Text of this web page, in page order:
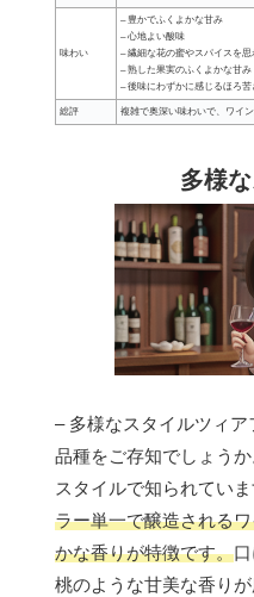
味わい
– 豊かでふくよかな甘み
– 心地よい酸味
– 繊細な花の蜜やスパイスを思
– 熟した果実のふくよかな甘み
– 後味にわずかに感じるほろ苦
総評 複雑で奥深い味わいで、ワイ
多様
– 多様なスタイルツィ
品種をご存知でしょう
スタイルで知られていま
ラー単一で醸造される
かな香りが特徴です。
桃のような甘美な香り